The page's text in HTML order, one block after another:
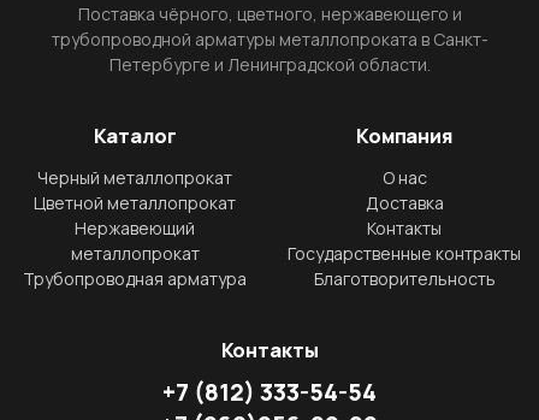
Поставка чёрного, цветного, нержавеющего и
трубопроводной арматуры металлопроката в Санкт-
Петербурге и Ленинградской области.
Каталог
Черный металлопрокат
Цветной металлопрокат
Нержавеющий
металлопрокат
Трубопроводная арматура
Компания
О нас
Доставка
Контакты
Государственные контракты
Благотворительность
Контакты
+7 (812) 333-54-54